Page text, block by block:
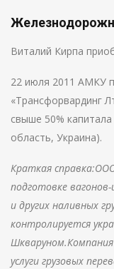
Виталий Кирпа
22 июля 2011 АМКУ
«Трансфорвардинг
свыше 50%
область, Украина).
Краткая
подготовке
и других наливных
контролируется
услуги грузовых